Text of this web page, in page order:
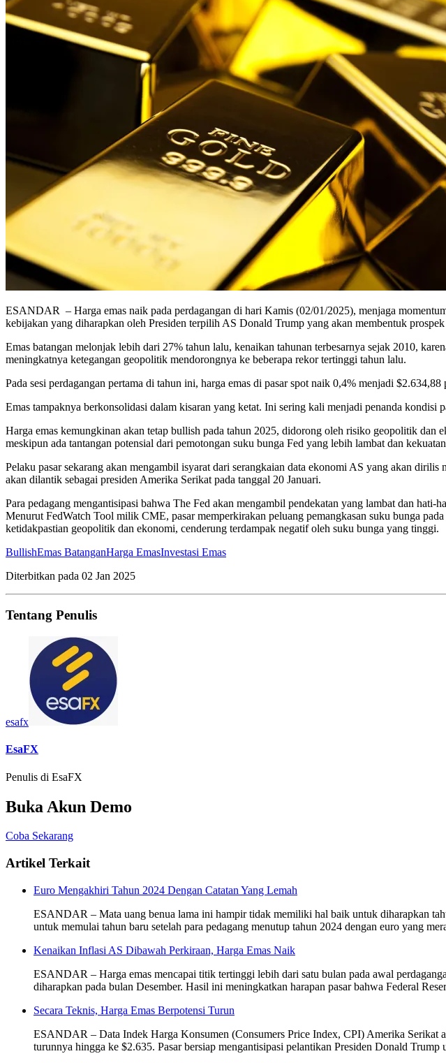
ESANDAR – Harga emas naik pada perdagangan di hari Kamis (02/01/2025), menjaga
kebijakan yang diharapkan oleh Presiden terpilih AS Donald Trump yang akan membentuk
Emas batangan melonjak lebih dari 27% tahun lalu, kenaikan tahunan terbesarnya sejak 2010,
meningkatnya ketegangan geopolitik mendorongnya ke beberapa rekor tertinggi tahun lalu.
Pada sesi perdagangan pertama di tahun ini, harga emas di pasar spot naik 0,4% menjadi
Emas tampaknya berkonsolidasi dalam kisaran yang ketat. Ini sering kali menjadi penanda
Harga emas kemungkinan akan tetap bullish pada tahun 2025, didorong oleh risiko geopolitik
meskipun ada tantangan potensial dari pemotongan suku bunga Fed yang lebih lambat dan
Pelaku pasar sekarang akan mengambil isyarat dari serangkaian data ekonomi AS yang akan
akan dilantik sebagai presiden Amerika Serikat pada tanggal 20 Januari.
Para pedagang mengantisipasi bahwa The Fed akan mengambil pendekatan yang lambat dan
Menurut FedWatch Tool milik CME, pasar memperkirakan peluang pemangkasan suku bunga
ketidakpastian geopolitik dan ekonomi, cenderung terdampak negatif oleh suku bunga yang tinggi.
BullishEmas BatanganHarga EmasInvestasi Emas
Diterbitkan pada 02 Jan 2025
Tentang Penulis
esafx
EsaFX
Penulis di EsaFX
Buka Akun Demo
Coba Sekarang
Artikel Terkait
Euro Mengakhiri Tahun 2024 Dengan Catatan Yang Lemah
ESANDAR – Mata uang benua lama ini hampir tidak memiliki hal baik untuk diharapkan
untuk memulai tahun baru setelah para pedagang menutup tahun 2024 dengan euro yang
Kenaikan Inflasi AS Dibawah Perkiraan, Harga Emas Naik
ESANDAR – Harga emas mencapai titik tertinggi lebih dari satu bulan pada awal
diharapkan pada bulan Desember. Hasil ini meningkatkan harapan pasar bahwa Federal
Secara Teknis, Harga Emas Berpotensi Turun
ESANDAR – Data Indek Harga Konsumen (Consumers Price Index, CPI) Amerika Serikat
turunnya hingga ke $2.635. Pasar bersiap mengantisipasi pelantikan Presiden Donald Trump